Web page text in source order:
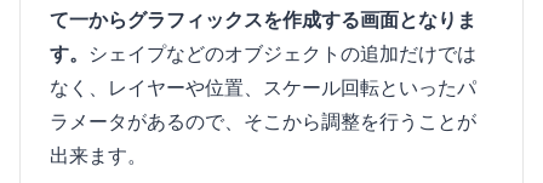
て一からグラフィックスを作成する画面となりま
す。 シェイプなどのオブジェクトの追加だけでは
なく、レイヤーや位置、スケール回転といったパ
ラメータがあるので、そこから調整を行うことが
出来ます。